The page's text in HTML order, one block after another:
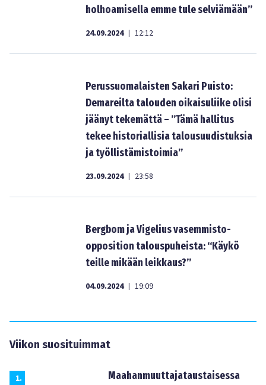
holhoamisella emme tule selviämään”
24.09.2024 | 12:12
Perussuomalaisten Sakari Puisto:
Demareilta talouden oikaisuliike olisi
jäänyt tekemättä – ”Tämä hallitus
tekee historiallisia talousuudistuksia
ja työllistämistoimia”
23.09.2024 | 23:58
Bergbom ja Vigelius vasemmisto-
opposition talouspuheista: “Käykö
teille mikään leikkaus?”
04.09.2024 | 19:09
Viikon suosituimmat
1.
Maahanmuuttajataustaisessa